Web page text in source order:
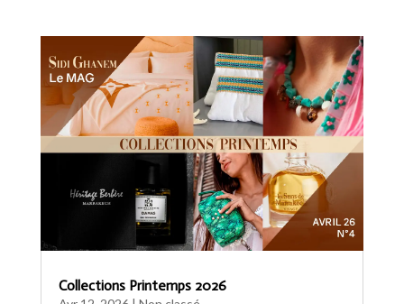
Collections Printemps 2026